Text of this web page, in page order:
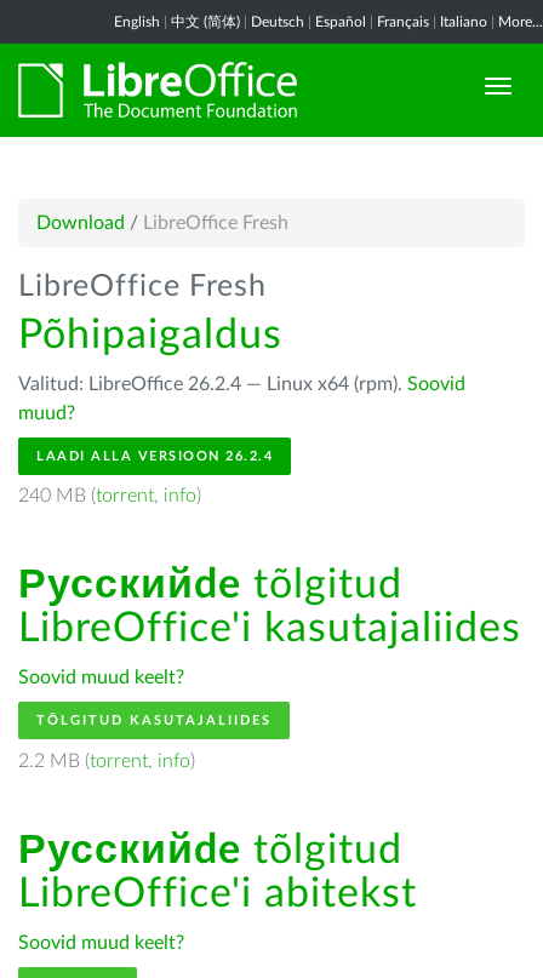
English 中文 (简体) Deutsch Español Français Italiano More...
Download / LibreOffice Fresh
LibreOffice Fresh
Põhipaigaldus
Valitud: LibreOffice 26.2.4 — Linux x64 (rpm). Soovid
muud?
LAADI ALLA VERSIOON 26.2.4
240 MB (torrent, info)
Русскийde tõlgitud
LibreOffice'i kasutajaliides
Soovid muud keelt?
TÕLGITUD KASUTAJALIIDES
2.2 MB (torrent, info)
Русскийde tõlgitud
LibreOffice'i abitekst
Soovid muud keelt?